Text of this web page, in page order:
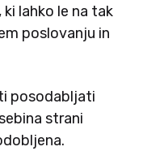
lahko le na tak
poslovanju in
posodabljati
strani